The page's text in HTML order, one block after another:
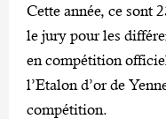
Cette année, ce sont
le jury pour les
en compétition
l’Etalon d’or de
compétition.